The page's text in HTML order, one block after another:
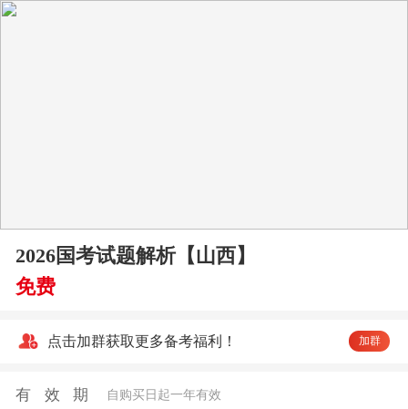
2026国考试题解析【山西】
免费
点击加群获取更多备考福利！ 加群
有效期 自购买日起一年有效